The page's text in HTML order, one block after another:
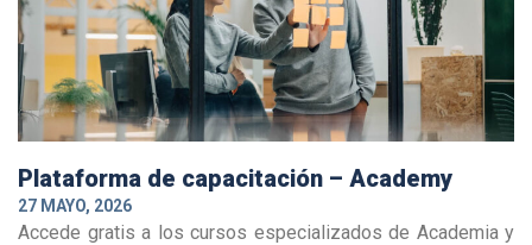
Plataforma de capacitación – Academy
27 MAYO, 2026
Accede gratis a los cursos especializados de Academia y